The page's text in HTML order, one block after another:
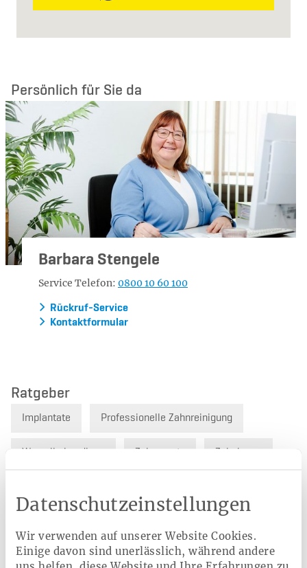
Datenschutzeinstellungen
Wir verwenden auf unserer Website Cookies.
Einige davon sind unerlässlich, während andere
Persönlich für Sie da
Barbara Stengele
Service Telefon: 0800 10 60 100
Rückruf-Service
Kontaktformular
Ratgeber
Implantate Professionelle Zahnreinigung
Wurzelbehandlung Zahnersatz Zahnkrone
Verwandte Leistungen